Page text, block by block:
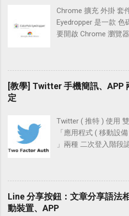
描畫面中的 QRcode
是否要登入，這裡點
提示「您已登入成功
到「電腦版」就可以
結 行動裝置不開啟「
平日每人的使用習慣
入還來的安全一些些。
「進階設定」下方的
網址」並按下【儲存
裸域名」綁定
「blog」。這邊可以
「瀏覽器」開一新分
置。 以「頂層網域」
自己的 DNS 平台中設
名「techcoke.com 也
www.techcoke.com
techcoke.com 會直接
www.techcoke.com )
錄」並指向 Blogger
面中提示： 在
將「www 指向
可以產生 SSH 連線
密鑰對 ) 外，還能加
編。例如幫私鑰加入
是變更金鑰註解 ( Key
上如果要連線到 Red
配，能方便的建立起
與私鑰」密鑰對 更改
私鑰加上密碼，匯入
稱：PuTTYgen 檔案
生 SSH 連線 RSA、
載現有私鑰進行簡易
密碼，變更私鑰密碼
comment )。 使用方
Chrome 擴充 外掛 套
Eyedropper 是一款 色
要開啟 Chrome 瀏覽
碼 ( 十六進位值色碼
非常便利。 產品特點
位置選擇顏色！ 可預
器。 使用箭頭鍵拖動
RGB 和 HSL 顏色值
安裝版）。 轉換
RGB（僅適用於
上一次選擇的歷史顏
ColorPick
http://vidsbee.com/
Chrome 安裝版連結
[教學] Twitter 手機簡訊、APP
定
Twitter ( 推特 ) 使用
「應用程式 ( 移動設
」兩種 二次登入階段
裝 Twitter app 並設
會自動跳出登入的批
端即可直接登入。 使
腦版網站時，Twitter
Line 分享按鈕：文章分享語法
動裝置、APP